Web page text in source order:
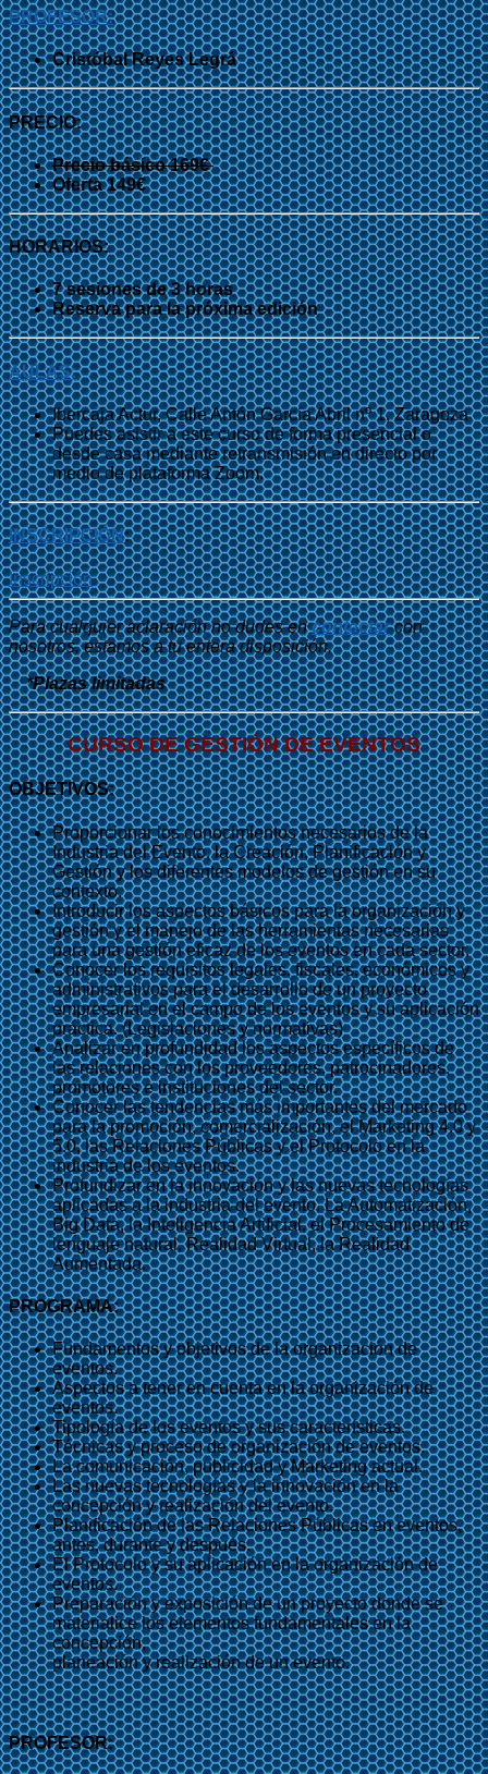
PROFESOR:
Cristóbal Reyes Legrá
PRECIO:
Precio básico 169€
Oferta 149€
HORARIOS:
7 sesiones de 3 horas
Reserva para la próxima edición
AULAS:
Ibercaja Actur, Calle Antón García Abril nº 1, Zaragoza
Puedes asistir a este curso de forma presencial o
desde casa mediante retransmisión en directo por
medio de plataforma Zoom.
INSCRIPCIÓN:
Inscripción
Para cualquier aclaración no dudes encontactarcon
nosotros, estamos a tu entera disposición.
*Plazas limitadas
CURSO DE GESTIÓN DE EVENTOS
OBJETIVOS:
Proporcionar los conocimientos necesarios de la
Industria del Evento, la Creación, Planificación y
Gestión y los diferentes modelos de gestión en su
contexto.
Introducir los aspectos básicos para la organización y
gestión y el manejo de las herramientas necesarias
para una gestión eficaz de los eventos en cada sector.
Conocer los requisitos legales, fiscales, económicos y
administrativos para el desarrollo de un proyecto
empresarial en el campo de los eventos y su aplicación
práctica. (Legislaciones y normativas)
Analizar en profundidad los aspectos específicos de
las relaciones con los proveedores, patrocinadores,
promotores e instituciones del sector.
Conocer las tendencias más importantes del mercado
para la promoción, comercialización, el Marketing 4.0 y
5.0, las Relaciones Públicas y el Protocolo en la
industria de los eventos.
Profundizar en la innovación y las nuevas tecnologías
aplicadas a la industria del evento. La Automatización,
Big Data, la Inteligencia Artificial, el Procesamiento de
lenguaje natural, Realidad Virtual, la Realidad
Aumentada.
PROGRAMA:
Fundamentos y objetivos de la organización de
eventos.
Aspectos a tener en cuenta en la organización de
eventos.
Tipología de los eventos y sus características.
Técnicas y proceso de organización de eventos.
La comunicación, publicidad y Marketing actual.
Las nuevas tecnologías y la innovación en la
concepción y realización del evento.
Planificación de las Relaciones Públicas en eventos,
antes, durante y después.
El Protocolo y su aplicación en la organización de
eventos.
Preparación y exposición de un proyecto donde se
materialice los elementos fundamentales en la
concepción,
planeación y realización de un evento.
PROFESOR: